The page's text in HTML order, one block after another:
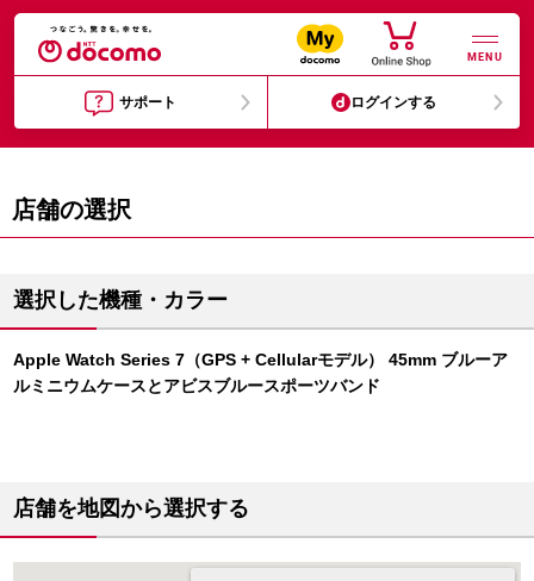
MENU
サポート ログインする
店舗の選択
選択した機種・カラー
Apple Watch Series 7（GPS + Cellularモデル） 45mm ブルーア
ルミニウムケースとアビスブルースポーツバンド
店舗を地図から選択する